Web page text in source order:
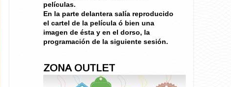
películas.
En la parte delantera salía reproducido
el cartel de la película ó bien una
imagen de ésta y en el dorso, la
programación de la siguiente sesión.
ZONA OUTLET